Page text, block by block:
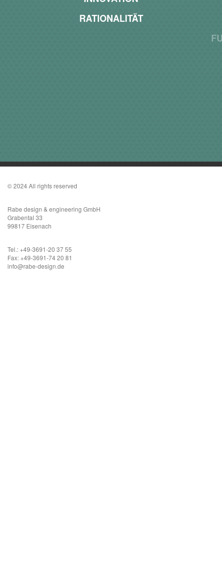
RATIONALITÄT
© 2024 All rights reserved
Rabe design & engineering GmbH
Grabental 33
99817 Eisenach
Tel.: +49-3691-20 37 55
Fax: +49-3691-74 20 81
info@rabe-design.de